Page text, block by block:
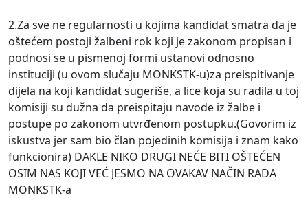
2.Za sve ne regularnosti u kojima kandidat smatra da je
oštećem postoji žalbeni rok koji je zakonom propisan i
podnosi se u pismenoj formi ustanovi odnosno
instituciji (u ovom slučaju MONKSTK-u)za preispitivanje
dijela na koji kandidat sugeriše, a lice koja su radila u toj
komisiji su dužna da preispitaju navode iz žalbe i
postupe po zakonom utvrđenom postupku.(Govorim iz
iskustva jer sam bio član pojedinih komisija i znam kako
funkcionira) DAKLE NIKO DRUGI NEĆE BITI OŠTEĆEN
OSIM NAS KOJI VEĆ JESMO NA OVAKAV NAČIN RADA
MONKSTK-a